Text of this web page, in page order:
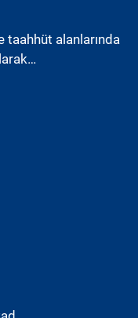
taahhüt alanlarında